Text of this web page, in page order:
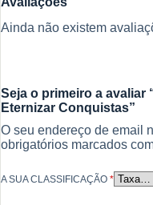
Ainda não existem
Seja o primeiro a avaliar
Eternizar Conquistas”
O seu endereço de email
obrigatórios marcados
A SUA CLASSIFICAÇÃO *